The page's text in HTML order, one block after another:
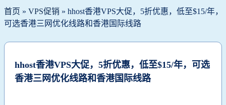
首页 » VPS促销 » hhost香港VPS大促，5折优惠，低至$15/年，
可选香港三网优化线路和香港国际线路
hhost香港VPS大促，5折优惠，低至$15/年，可选
香港三网优化线路和香港国际线路